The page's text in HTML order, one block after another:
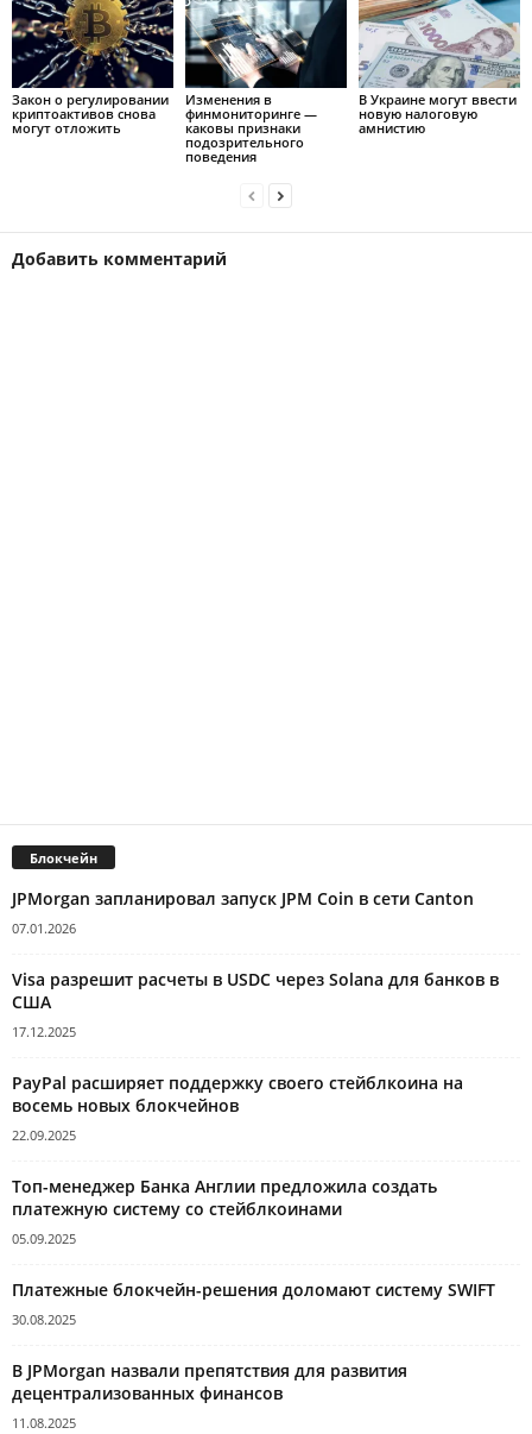
Закон о регулировании
криптоактивов снова
могут отложить
Изменения в
финмониторинге —
каковы признаки
подозрительного
поведения
В Украине могут ввести
новую налоговую
амнистию
Добавить комментарий
Блокчейн
JPMorgan запланировал запуск JPM Coin в сети Canton
07.01.2026
Visa разрешит расчеты в USDC через Solana для банков в
США
17.12.2025
PayPal расширяет поддержку своего стейблкоина на
восемь новых блокчейнов
22.09.2025
Топ-менеджер Банка Англии предложила создать
платежную систему со стейблкоинами
05.09.2025
Платежные блокчейн-решения доломают систему SWIFT
30.08.2025
В JPMorgan назвали препятствия для развития
децентрализованных финансов
11.08.2025